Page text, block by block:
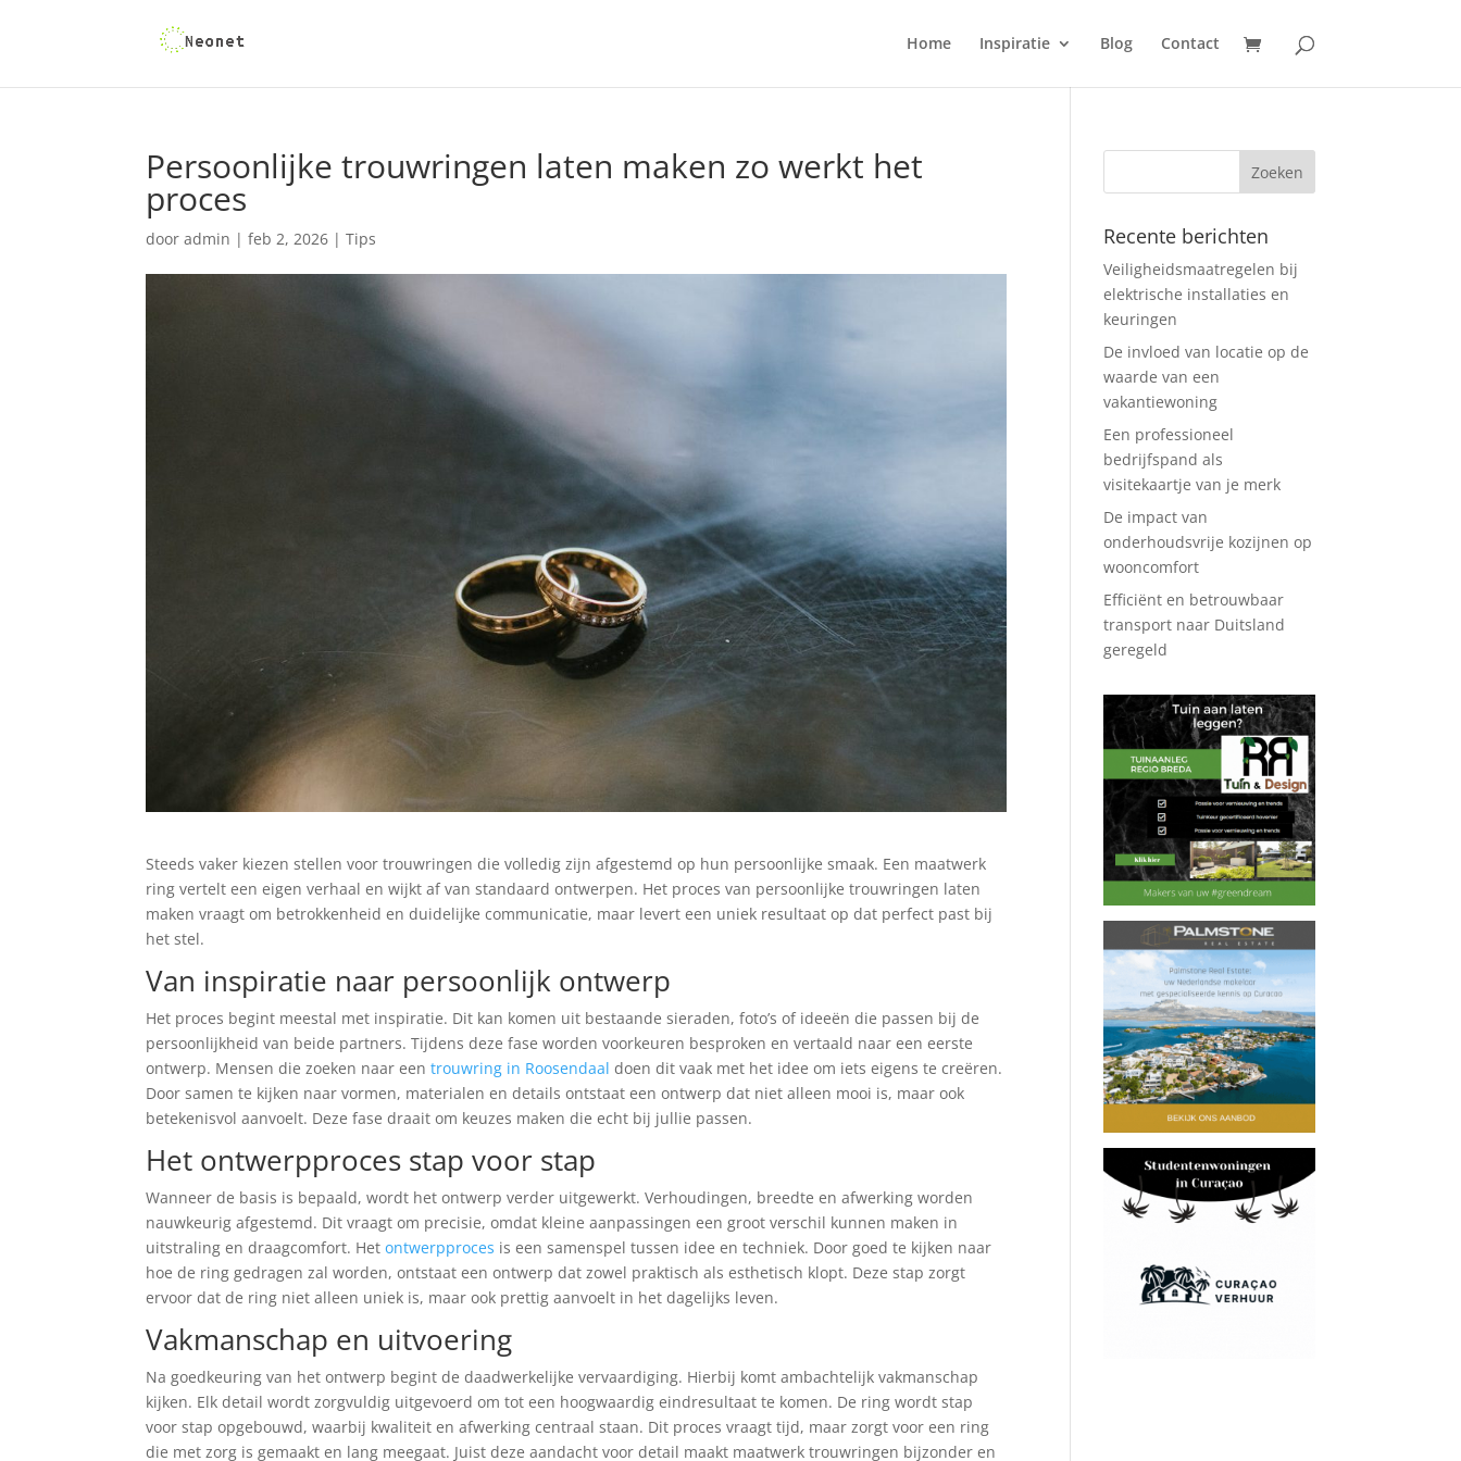
Home Inspiratie Blog Contact
Persoonlijke trouwringen laten maken zo werkt het
proces
dooradmin |feb 2, 2026 |Tips
Steeds vaker kiezen stellen voor trouwringen die volledig zijn afgestemd op hun persoonlijke smaak. Een maatwerk
ring vertelt een eigen verhaal en wijkt af van standaard ontwerpen. Het proces van persoonlijke trouwringen laten
maken vraagt om betrokkenheid en duidelijke communicatie, maar levert een uniek resultaat op dat perfect past bij
het stel.
Van inspiratie naar persoonlijk ontwerp
Het proces begint meestal met inspiratie. Dit kan komen uit bestaande sieraden, foto’s of ideeën die passen bij de
persoonlijkheid van beide partners. Tijdens deze fase worden voorkeuren besproken en vertaald naar een eerste
ontwerp. Mensen die zoeken naar eentrouwring in Roosendaal doen dit vaak met het idee om iets eigens te creëren.
Door samen te kijken naar vormen, materialen en details ontstaat een ontwerp dat niet alleen mooi is, maar ook
betekenisvol aanvoelt. Deze fase draait om keuzes maken die echt bij jullie passen.
Het ontwerpproces stap voor stap
Wanneer de basis is bepaald, wordt het ontwerp verder uitgewerkt. Verhoudingen, breedte en afwerking worden
nauwkeurig afgestemd. Dit vraagt om precisie, omdat kleine aanpassingen een groot verschil kunnen maken in
uitstraling en draagcomfort. Hetontwerpproces is een samenspel tussen idee en techniek. Door goed te kijken naar
hoe de ring gedragen zal worden, ontstaat een ontwerp dat zowel praktisch als esthetisch klopt. Deze stap zorgt
ervoor dat de ring niet alleen uniek is, maar ook prettig aanvoelt in het dagelijks leven.
Vakmanschap en uitvoering
Na goedkeuring van het ontwerp begint de daadwerkelijke vervaardiging. Hierbij komt ambachtelijk vakmanschap
kijken. Elk detail wordt zorgvuldig uitgevoerd om tot een hoogwaardig eindresultaat te komen. De ring wordt stap
voor stap opgebouwd, waarbij kwaliteit en afwerking centraal staan. Dit proces vraagt tijd, maar zorgt voor een ring
die met zorg is gemaakt en lang meegaat. Juist deze aandacht voor detail maakt maatwerk trouwringen bijzonder en
Recente berichten
Veiligheidsmaatregelen bij
elektrische installaties en
keuringen
De invloed van locatie op de
waarde van een
vakantiewoning
Een professioneel
bedrijfspand als
visitekaartje van je merk
De impact van
onderhoudsvrije kozijnen op
wooncomfort
Efficiënt en betrouwbaar
transport naar Duitsland
geregeld